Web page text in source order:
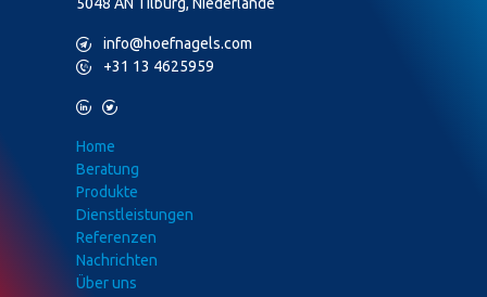
M info@hoefnagels.com
P +31 13 4625959
L T
Home
Beratung
Produkte
Dienstleistungen
Referenzen
Nachrichten
Über uns